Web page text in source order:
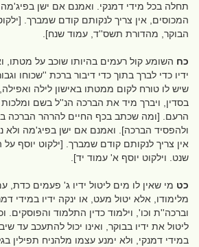
תחלה בכל מידי דמנקי. ואמנם אם ישן
המכוסים, אין צריך לנקותם קודם שמברך.
הבוקר, מהדורת תשס''ד, עמוד שנח].
כח השומע קול רעמים בהיותו שוכב על מטתו,
ידיו כדי לברך בתוך כדי דיבור ברכת ''שכוחו
שיש לו טורח לקום ממטתו באישון לילה
בסדין, ויברך מיד את הברכה הנ''ל בשם
הרעם. [ומה שכתב בכף החיים להרהר הברכה
ולהפסיד הברכה]. ואמנם אם ישן בפיג'מה ולא
אין צריך לנקותם קודם שמברך. [ילקוט יוסף
שנט. וילקוט יוסף א' עמוד יד].
כט מי שאין לו מים ליטול ידיו ג' פעמים כדת,
מלימודו, אלא יטול מעט, או ינקה ידיו במידי
וברכה''ת וכו', וילמוד כדין התלמוד והפוסקים.
ליטול את ידיו בבוקר, ואינו יכול להתעכב עד
במידי דמנקי, ולא ימנע עצמו מלהניח תפילין